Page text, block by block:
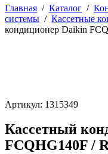
Главная / Каталог /
системы / Кассетные
кондиционер Daikin
Артикул: 1315349
Кассетный
FCQHG140F /